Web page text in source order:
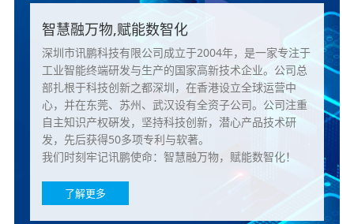
智慧融万物,赋能数智化
深圳市讯鹏科技有限公司成立于2004年，是一家专注于
工业智能终端研发与生产的国家高新技术企业。公司总
部扎根于科技创新之都深圳，在香港设立全球运营中
心，并在东莞、苏州、武汉设有全资子公司。公司注重
自主知识产权硏发，坚持科技创新，潜心产品技术研
发，先后获得50多项专利与软著。
我们时刻牢记讯鹏使命：智慧融万物，赋能数智化！
了解更多